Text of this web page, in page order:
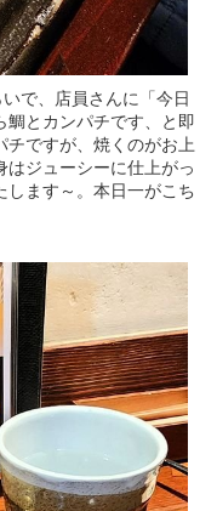
で、店員さんに「今日
鯛とカンパチです、と即
チですが、焼くのがお上
ジューシーに仕上がっ
します～。本日一がこち